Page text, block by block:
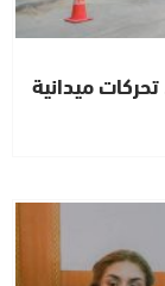
ميدانية